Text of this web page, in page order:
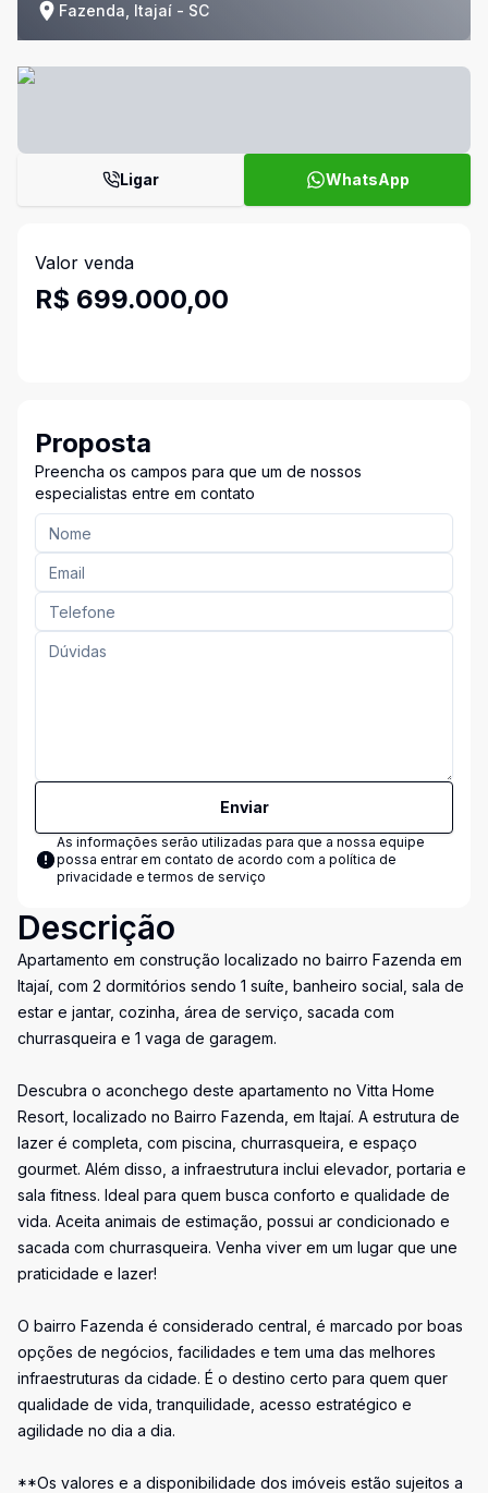
Fazenda, Itajaí - SC
Ligar WhatsApp
Valor venda
R$ 699.000,00
Proposta
Preencha os campos para que um de nossos
especialistas entre em contato
Enviar
As informações serão utilizadas para que a nossa equipe
possa entrar em contato de acordo com a política de
privacidade e termos de serviço
Descrição
Apartamento em construção localizado no bairro Fazenda em
Itajaí, com 2 dormitórios sendo 1 suíte, banheiro social, sala de
estar e jantar, cozinha, área de serviço, sacada com
churrasqueira e 1 vaga de garagem.
Descubra o aconchego deste apartamento no Vitta Home
Resort, localizado no Bairro Fazenda, em Itajaí. A estrutura de
lazer é completa, com piscina, churrasqueira, e espaço
gourmet. Além disso, a infraestrutura inclui elevador, portaria e
sala fitness. Ideal para quem busca conforto e qualidade de
vida. Aceita animais de estimação, possui ar condicionado e
sacada com churrasqueira. Venha viver em um lugar que une
praticidade e lazer!
O bairro Fazenda é considerado central, é marcado por boas
opções de negócios, facilidades e tem uma das melhores
infraestruturas da cidade. É o destino certo para quem quer
qualidade de vida, tranquilidade, acesso estratégico e
agilidade no dia a dia.
**Os valores e a disponibilidade dos imóveis estão sujeitos a